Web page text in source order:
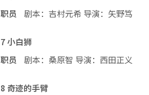
职员
剧本：吉村元希 导演：矢野笃
7 小白狮
职员
剧本：桑原智 导演：西田正义
8 奇迹的手臂